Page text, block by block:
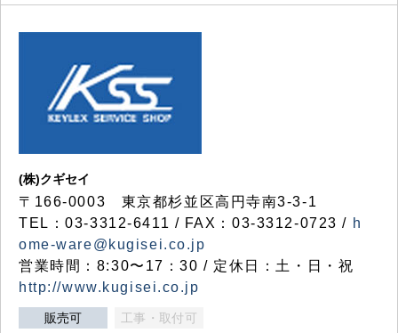
(株)クギセイ
〒166-0003 東京都杉並区高円寺南3-3-1
TEL：03-3312-6411 / FAX：03-3312-0723 / h
ome-ware@kugisei.co.jp
営業時間：8:30〜17：30 / 定休日：土・日・祝
http://www.kugisei.co.jp
販売可 工事・取付可